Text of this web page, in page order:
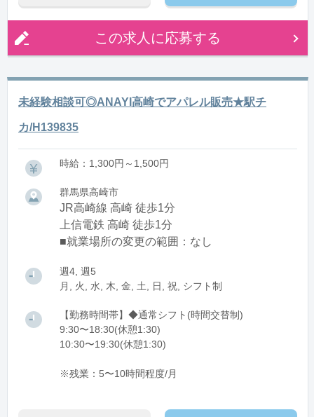
この求人に応募する
未経験相談可◎ANAYI高崎でアパレル販売★駅チ
カ/H139835
時給：1,300円～1,500円
群馬県高崎市
JR高崎線 高崎 徒歩1分
上信電鉄 高崎 徒歩1分
■就業場所の変更の範囲：なし
週4, 週5
月, 火, 水, 木, 金, 土, 日, 祝, シフト制
【勤務時間帯】◆通常シフト(時間交替制)
9:30〜18:30(休憩1:30)
10:30〜19:30(休憩1:30)
※残業：5〜10時間程度/月